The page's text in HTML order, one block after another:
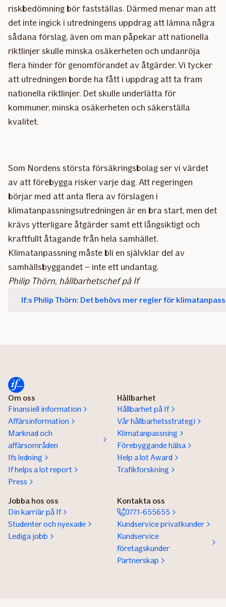
riskbedömning bör fastställas. Därmed menar man att
det inte ingick i utredningens uppdrag att lämna några
sådana förslag, även om man påpekar att nationella
riktlinjer skulle minska osäkerheten och undanröja
flera hinder för genomförandet av åtgärder. Vi tycker
att utredningen borde ha fått i uppdrag att ta fram
nationella riktlinjer. Det skulle underlätta för
kommuner, minska osäkerheten och säkerställa
kvalitet.
Som Nordens största försäkringsbolag ser vi värdet
av att förebygga risker varje dag. Att regeringen
börjar med att anta flera av förslagen i
klimatanpassningsutredningen är en bra start, men det
krävs ytterligare åtgärder samt ett långsiktigt och
kraftfullt åtagande från hela samhället.
Klimatanpassning måste bli en självklar del av
samhällsbyggandet – inte ett undantag.
Philip Thörn, hållbarhetschef på If
If:s Philip Thörn: Det behövs mer regler för
Om oss
Finansiell information
Affärsinformation
Marknad och
affärsområden
Ifs ledning
If helps a lot report
Press
Hållbarhet
Hållbarhet på If
Vår hållbarhetsstrategi
Klimatanpassning
Förebyggande hälsa
Help a lot Award
Trafikforskning
Jobba hos oss
Din karriär på If
Studenter och nyexade
Lediga jobb
Kontakta oss
0771-655655
Kundservice privatkunder
Kundservice
företagskunder
Partnerskap